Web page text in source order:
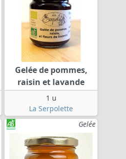
Gelée de pommes,
raisin et lavande
1 u
La Serpolette
Gelée